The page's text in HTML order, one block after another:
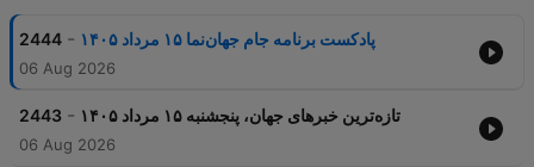
2444 - پادکست برنامه جام جهان‌نما ۱۵ مرداد ۱۴۰۵
06 Aug 2026
2443 - تازه‌ترین خبرهای جهان، پنجشنبه ۱۵ مرداد ۱۴۰۵
06 Aug 2026